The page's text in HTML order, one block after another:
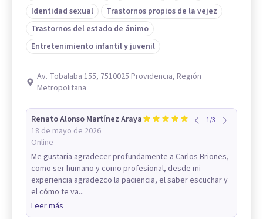
Identidad sexual
Trastornos propios de la vejez
Trastornos del estado de ánimo
Entretenimiento infantil y juvenil
Av. Tobalaba 155, 7510025 Providencia, Región
Metropolitana
Renato Alonso Martínez Araya
18 de mayo de 2026
Online
1/3
Me gustaría agradecer profundamente a Carlos Briones,
como ser humano y como profesional, desde mi
experiencia agradezco la paciencia, el saber escuchar y
el cómo te va...
Leer más